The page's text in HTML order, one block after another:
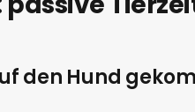
den Hund